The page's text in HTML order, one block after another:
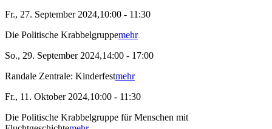
Fr., 27. September 2024,10:00 - 11:30
Die Politische Krabbelgruppemehr
So., 29. September 2024,14:00 - 17:00
Randale Zentrale: Kinderfestmehr
Fr., 11. Oktober 2024,10:00 - 11:30
Die Politische Krabbelgruppe für Menschen mit